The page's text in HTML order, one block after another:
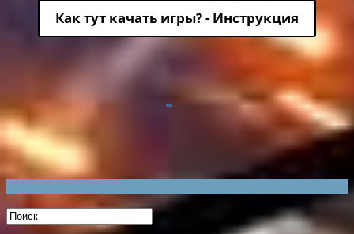
Как тут качать игры? - Инструкция